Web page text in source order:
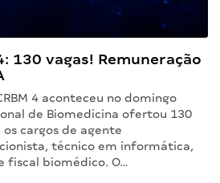
130 vagas! Remuneração
4 aconteceu no domingo
de Biomedicina ofertou 130
cargos de agente
técnico em informática,
fiscal biomédico. O…